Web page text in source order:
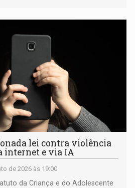
lei contra violência
internet e via IA
de 2026 às 19:00
da Criança e do Adolescente